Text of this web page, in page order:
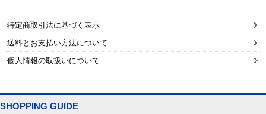
特定商取引法に基づく表示
送料とお支払い方法について
個人情報の取扱いについて
SHOPPING GUIDE